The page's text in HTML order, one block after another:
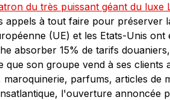
du très puissant géant du luxe
appels à tout faire pour préserver
(UE) et les Etats-Unis ont
absorber 15% de tarifs
que son groupe vend à ses clients
maroquinerie, parfums, articles de
l'ouverture annoncée